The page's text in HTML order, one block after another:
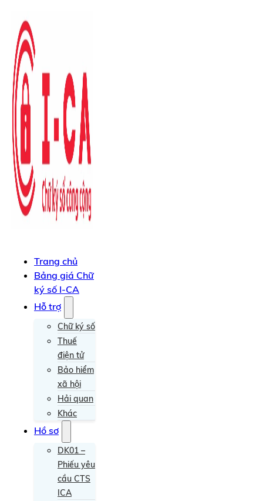
Trang chủ
Bảng giá Chữ
ký số I-CA
Hỗ trợ
Chữ ký số
Thuế
điện tử
Bảo hiểm
xã hội
Hải quan
Khác
Hồ sơ
DK01 –
Phiếu yêu
cầu CTS
ICA